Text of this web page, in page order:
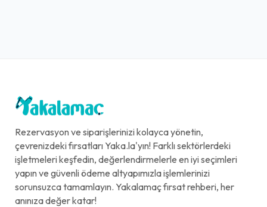
Rezervasyon ve siparişlerinizi kolayca yönetin,
çevrenizdeki fırsatları Yaka.la'yın! Farklı sektörlerdeki
işletmeleri keşfedin, değerlendirmelerle en iyi seçimleri
yapın ve güvenli ödeme altyapımızla işlemlerinizi
sorunsuzca tamamlayın. Yakalamaç fırsat rehberi, her
anınıza değer katar!